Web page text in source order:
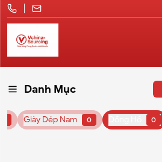
Danh Mục
Giày Dép Nam 0 0